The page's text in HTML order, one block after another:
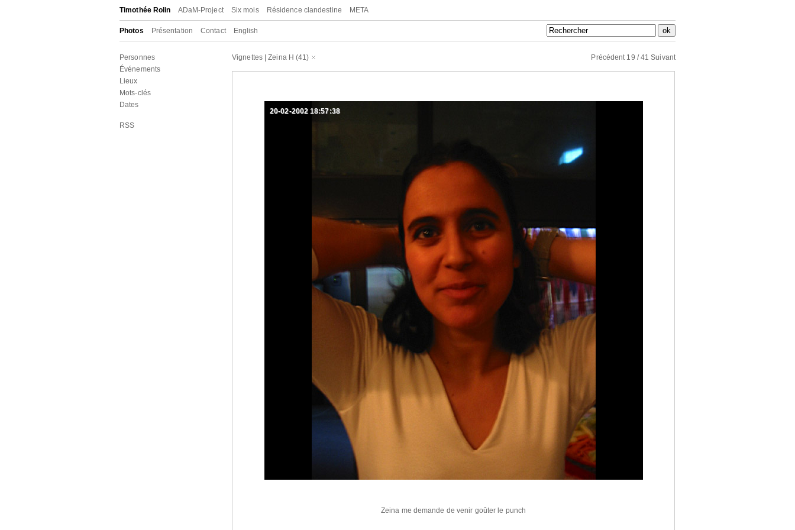
Timothée Rolin ADaM-Project Six mois Résidence clandestine META
Photos Présentation Contact English
Personnes
Événements
Lieux
Mots-clés
Dates
RSS
Vignettes|Zeina H (41) Précédent19 / 41Suivant
20-02-2002 18:57:38
Zeina me demande de venir goûter le punch